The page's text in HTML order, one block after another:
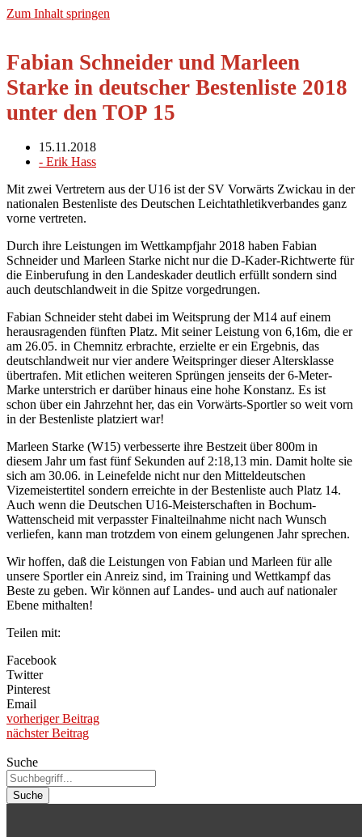
Zum Inhalt springen
Fabian Schneider und Marleen
Starke in deutscher Bestenliste 2018
unter den TOP 15
15.11.2018
- Erik Hass
Mit zwei Vertretern aus der U16 ist der SV Vorwärts Zwickau in der
nationalen Bestenliste des Deutschen Leichtathletikverbandes ganz
vorne vertreten.
Durch ihre Leistungen im Wettkampfjahr 2018 haben Fabian
Schneider und Marleen Starke nicht nur die D-Kader-Richtwerte für
die Einberufung in den Landeskader deutlich erfüllt sondern sind
auch deutschlandweit in die Spitze vorgedrungen.
Fabian Schneider steht dabei im Weitsprung der M14 auf einem
herausragenden fünften Platz. Mit seiner Leistung von 6,16m, die er
am 26.05. in Chemnitz erbrachte, erzielte er ein Ergebnis, das
deutschlandweit nur vier andere Weitspringer dieser Altersklasse
übertrafen. Mit etlichen weiteren Sprüngen jenseits der 6-Meter-
Marke unterstrich er darüber hinaus eine hohe Konstanz. Es ist
schon über ein Jahrzehnt her, das ein Vorwärts-Sportler so weit vorn
in der Bestenliste platziert war!
Marleen Starke (W15) verbesserte ihre Bestzeit über 800m in
diesem Jahr um fast fünf Sekunden auf 2:18,13 min. Damit holte sie
sich am 30.06. in Leinefelde nicht nur den Mitteldeutschen
Vizemeistertitel sondern erreichte in der Bestenliste auch Platz 14.
Auch wenn die Deutschen U16-Meisterschaften in Bochum-
Wattenscheid mit verpasster Finalteilnahme nicht nach Wunsch
verliefen, kann man trotzdem von einem gelungenen Jahr sprechen.
Wir hoffen, daß die Leistungen von Fabian und Marleen für alle
unsere Sportler ein Anreiz sind, im Training und Wettkampf das
Beste zu geben. Wir können auf Landes- und auch auf nationaler
Ebene mithalten!
Teilen mit:
Facebook
Twitter
Pinterest
Email
vorheriger Beitrag
nächster Beitrag
Suche
Suche